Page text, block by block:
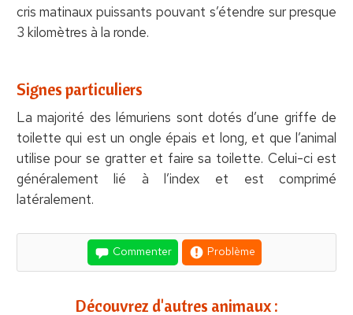
cris matinaux puissants pouvant s’étendre sur presque
3 kilomètres à la ronde.
Signes particuliers
La majorité des lémuriens sont dotés d’une griffe de
toilette qui est un ongle épais et long, et que l’animal
utilise pour se gratter et faire sa toilette. Celui-ci est
généralement lié à l’index et est comprimé
latéralement.
Commenter Problème
Découvrez d'autres animaux :